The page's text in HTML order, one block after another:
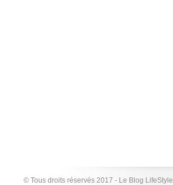
© Tous droits réservés 2017 - Le Blog LifeStyle